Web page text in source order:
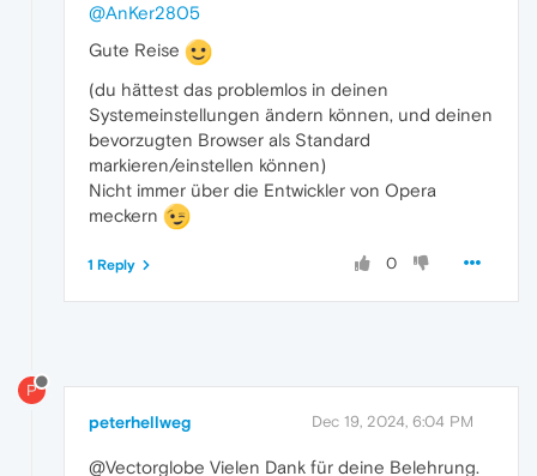
@AnKer2805
Gute Reise
(du hättest das problemlos in deinen
Systemeinstellungen ändern können, und deinen
bevorzugten Browser als Standard
markieren/einstellen können)
Nicht immer über die Entwickler von Opera
meckern
0
1 Reply
P
peterhellweg Dec 19, 2024, 6:04 PM
@Vectorglobe Vielen Dank für deine Belehrung.